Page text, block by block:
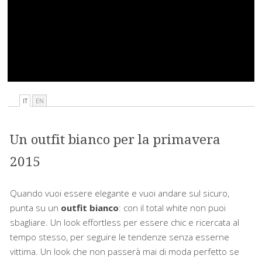
IT EN
Un outfit bianco per la primavera
2015
Quando vuoi essere elegante e vuoi andare sul sicuro,
punta su un outfit bianco: con il total white non puoi
sbagliare. Un look effortless per essere chic e ricercata al
tempo stesso, per seguire le tendenze senza esserne
vittima. Un look che non passerà mai di moda perfetto se